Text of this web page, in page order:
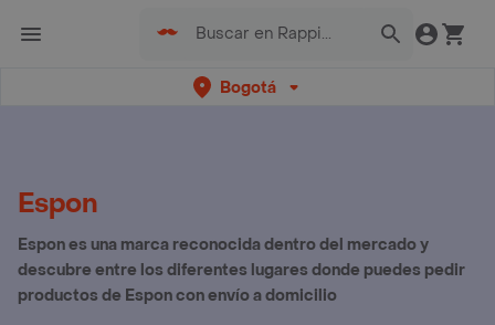
Bogotá
Espon
Espon es una marca reconocida dentro del mercado y
descubre entre los diferentes lugares donde puedes pedir
productos de Espon con envío a domicilio